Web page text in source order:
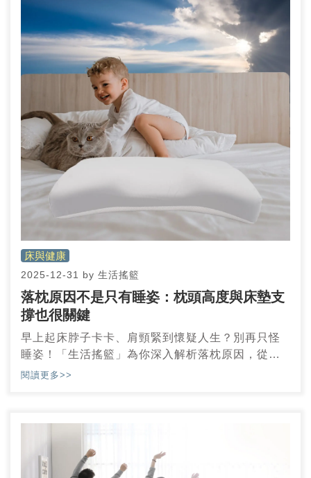
床與健康
2025-12-31 by 生活搖籃
落枕原因不是只有睡姿：枕頭高度與床墊支
撐也很關鍵
早上起床脖子卡卡、肩頸緊到懷疑人生？別再只怪
睡姿！「生活搖籃」為你深入解析落枕原因，從日
常姿勢、壓力影響，到枕頭高度與床墊支撐是否適
放鬆睡眠環境的方法，幫你找出肩頸不適的真正解
法，遠離反覆落枕困擾，重新找回一夜好眠！
閱讀更多>>